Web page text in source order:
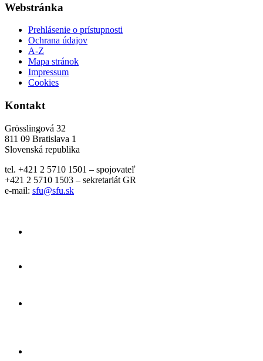
Webstránka
Prehlásenie o prístupnosti
Ochrana údajov
A-Z
Mapa stránok
Impressum
Cookies
Kontakt
Grösslingová 32
811 09 Bratislava 1
Slovenská republika
tel. +421 2 5710 1501 – spojovateľ
+421 2 5710 1503 – sekretariát GR
e-mail: sfu@sfu.sk